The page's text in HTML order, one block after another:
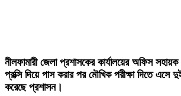
নীলফামারী জেলা প্রশাসকের কার্যালয়ের অফিস সহায়ক
প্রক্সি দিয়ে পাস করার পর মৌখিক পরীক্ষা দিতে এসে
করেছে প্রশাসন।